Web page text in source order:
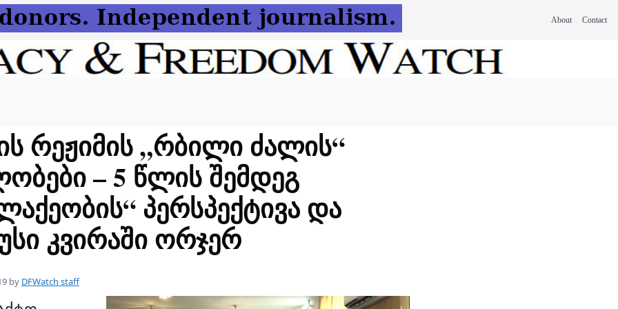
About Contact
რეჟიმის „რბილი ძალის“
– 5 წლის შემდეგ
პერსპექტივა და
კვირაში ორჯერ
by DFWatch staff